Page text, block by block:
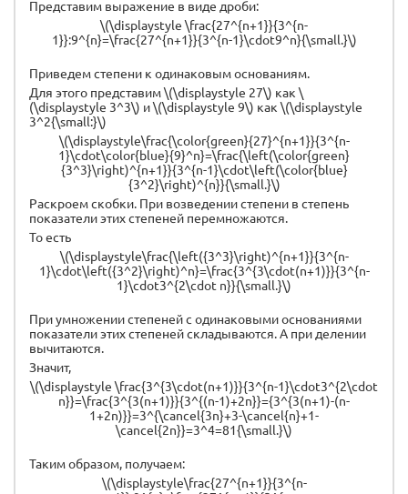
Представим выражение в виде дроби:
\(\displaystyle \frac{27^{n+1}}{3^{n-
1}}:9^{n}=\frac{27^{n+1}}{3^{n-1}\cdot9^n}{\small.}\)
Приведем степени к одинаковым основаниям.
Для этого представим \(\displaystyle 27\) как \
(\displaystyle 3^3\) и \(\displaystyle 9\) как \(\displaystyle
3^2{\small:}\)
\(\displaystyle\frac{\color{green}{27}^{n+1}}{3^{n-
1}\cdot\color{blue}{9}^n}=\frac{\left(\color{green}
{3^3}\right)^{n+1}}{3^{n-1}\cdot\left(\color{blue}
{3^2}\right)^{n}}{\small.}\)
Раскроем скобки. При возведении степени в степень
показатели этих степеней перемножаются.
То есть
\(\displaystyle\frac{\left({3^3}\right)^{n+1}}{3^{n-
1}\cdot\left({3^2}\right)^n}=\frac{3^{3\cdot(n+1)}}{3^{n-
1}\cdot3^{2\cdot n}}{\small.}\)
При умножении степеней с одинаковыми основаниями
показатели этих степеней складываются. А при делении
вычитаются.
Значит,
\(\displaystyle \frac{3^{3\cdot(n+1)}}{3^{n-1}\cdot3^{2\cdot
n}}=\frac{3^{3(n+1)}}{3^{(n-1)+2n}}={3^{3(n+1)-(n-
1+2n)}}=3^{\cancel{3n}+3-\cancel{n}+1-
\cancel{2n}}=3^4=81{\small.}\)
Таким образом, получаем:
\(\displaystyle\frac{27^{n+1}}{3^{n-